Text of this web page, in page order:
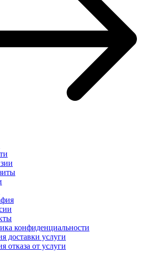
конфиденциальности
доставки услуги
отказа от услуги